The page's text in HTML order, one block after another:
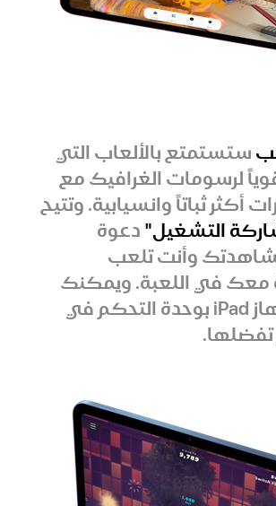
ستستمتع بالألعاب التي
لرسومات الغرافيك مع
أكثر ثباتاً وانسيابية. وتتيح
التشغيل" دعوة
وأنت تلعب
معك في اللعبة. ويمكنك
أيضاً إقران جهاز iPad بوحدة التحكم في
تفضلها.